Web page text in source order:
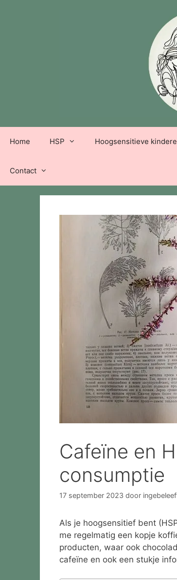
Home HSP Hoogsensitieve
Contact
Cafeïne en
consumptie
17 september 2023 door
Als je hoogsensitief bent
me regelmatig een kopje
producten, waar ook
cafeïne en ook een stukje